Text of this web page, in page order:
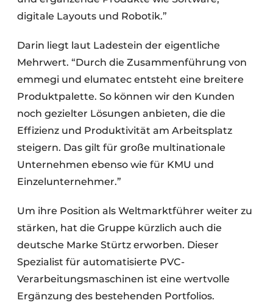
digitale Layouts und Robotik.”
Darin liegt laut Ladestein der eigentliche
Mehrwert. “Durch die Zusammenführung von
emmegi und elumatec entsteht eine breitere
Produktpalette. So können wir den Kunden
noch gezielter Lösungen anbieten, die die
Effizienz und Produktivität am Arbeitsplatz
steigern. Das gilt für große multinationale
Unternehmen ebenso wie für KMU und
Einzelunternehmer.”
Um ihre Position als Weltmarktführer weiter zu
stärken, hat die Gruppe kürzlich auch die
deutsche Marke Stürtz erworben. Dieser
Spezialist für automatisierte PVC-
Verarbeitungsmaschinen ist eine wertvolle
Ergänzung des bestehenden Portfolios.